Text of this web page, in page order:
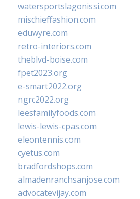
watersportslagonissi.com
mischieffashion.com
eduwyre.com
retro-interiors.com
theblvd-boise.com
fpet2023.org
e-smart2022.org
ngrc2022.org
leesfamilyfoods.com
lewis-lewis-cpas.com
eleontennis.com
cyetus.com
bradfordshops.com
almadenranchsanjose.com
advocatevijay.com